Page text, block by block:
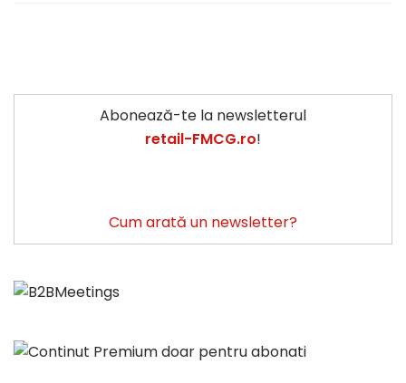
Abonează-te la newsletterul
retail-FMCG.ro!
Cum arată un newsletter?